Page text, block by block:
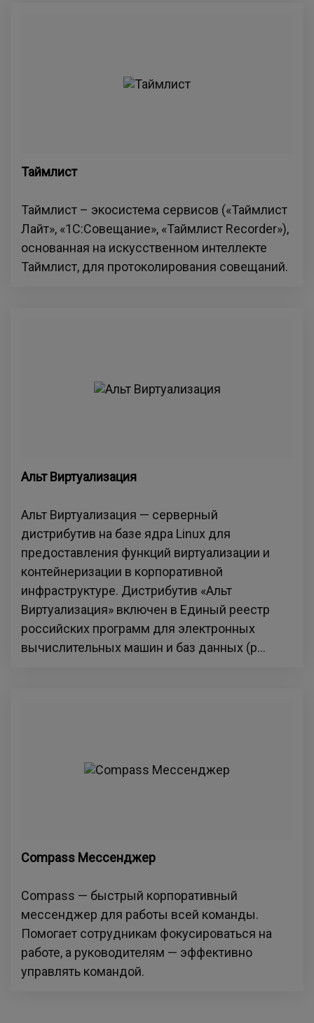
Таймлист
Таймлист – экосистема сервисов («Таймлист
Лайт», «1C:Совещание», «Таймлист Recorder»),
основанная на искусственном интеллекте
Таймлист, для протоколирования совещаний.
Альт Виртуализация
Альт Виртуализация — серверный
дистрибутив на базе ядра Linux для
предоставления функций виртуализации и
контейнеризации в корпоративной
инфраструктуре. Дистрибутив «Альт
Виртуализация» включен в Единый реестр
российских программ для электронных
вычислительных машин и баз данных (р...
Compass Мессенджер
Compass — быстрый корпоративный
мессенджер для работы всей команды.
Помогает сотрудникам фокусироваться на
работе, а руководителям — эффективно
управлять командой.